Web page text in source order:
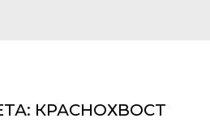
КРАСНОХВОСТ